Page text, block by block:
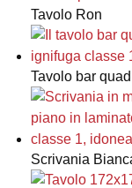
Tavolo Ron
Tavolo bar
Scrivania